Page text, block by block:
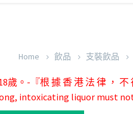
Home 飲品 支裝飲品
。-『根 據 香 港 法 律 ， 不
intoxicating liquor must